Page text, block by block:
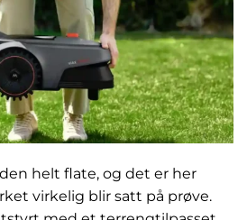
helt flate, og det er her
virkelig blir satt på prøve.